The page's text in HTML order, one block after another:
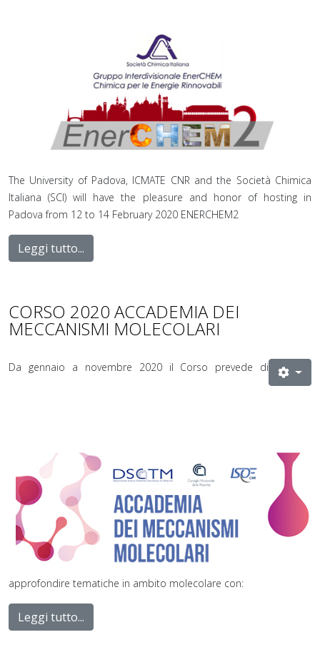
The University of Padova, ICMATE CNR and the Società Chimica
Italiana (SCI) will have the pleasure and honor of hosting in
Padova from 12 to 14 February 2020 ENERCHEM2
Leggi tutto...
CORSO 2020 ACCADEMIA DEI
MECCANISMI MOLECOLARI
Da gennaio a novembre 2020 il Corso prevede di
approfondire tematiche in ambito molecolare con:
Leggi tutto...